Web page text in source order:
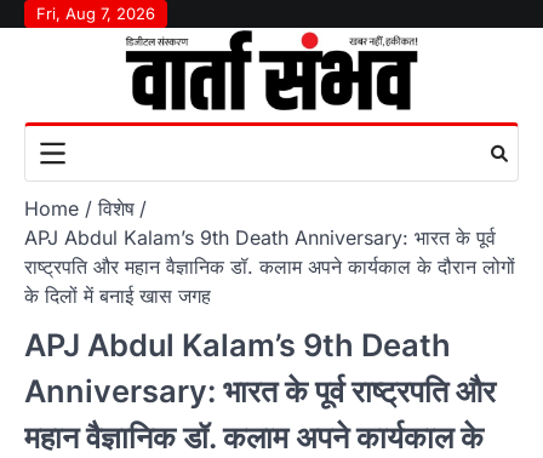
SkipFri, Aug 7, 2026
Home
विशेष
APJ Abdul Kalam’s 9th Death Anniversary: भारत के पूर्व
राष्ट्रपति और महान वैज्ञानिक डॉ. कलाम अपने कार्यकाल के दौरान लोगों
के दिलों में बनाई खास जगह
APJ Abdul Kalam’s 9th Death
Anniversary: भारत के पूर्व राष्ट्रपति और
महान वैज्ञानिक डॉ. कलाम अपने कार्यकाल के